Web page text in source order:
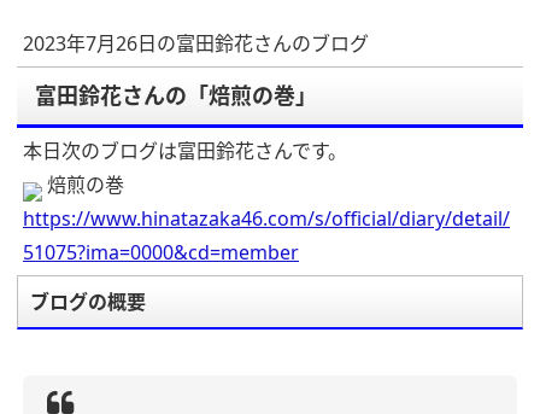
2023年7月26日の富田鈴花さんのブログ
富田鈴花さんの「焙煎の巻」
本日次のブログは富田鈴花さんです。
焙煎の巻
https://www.hinatazaka46.com/s/official/diary/detail/
51075?ima=0000&cd=member
ブログの概要